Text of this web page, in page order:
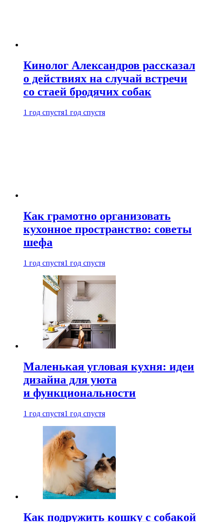
Кинолог Александров рассказал
о действиях на случай встречи
со стаей бродячих собак
1 год спустя1 год спустя
Как грамотно организовать
кухонное пространство: советы
шефа
1 год спустя1 год спустя
Маленькая угловая кухня: идеи
дизайна для уюта
и функциональности
1 год спустя1 год спустя
Как подружить кошку с собакой